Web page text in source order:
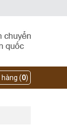
hàng (0)